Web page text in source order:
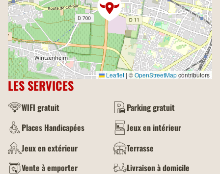
Leaflet | ©OpenStreetMapcontributors
LES SERVICES
WIFI gratuit
Parking gratuit
Places Handicapées
Jeux en intérieur
Jeux en extérieur
Terrasse
Vente à emporter
Livraison à domicile